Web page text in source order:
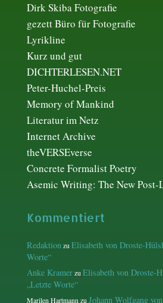
Dirk Skiba Fotografie
gezett Büro für Fotografie
Lyrikline
Kurz und gut
DICHTERLESEN.NET
Peter-Huchel-Preis
Memory of Mankind
Literatur im Netz
Internet Archive
theVERSEverse
Concrete Formalist Poetry
Asemic Writing: The New Post-
Kommentiert
RedaktionzuElisabeth von Droste-
Worte“
Anke KramerzuElisabeth von Droste-
„Letzte Worte“
Marilen HartmannzuJohann Wolfgang